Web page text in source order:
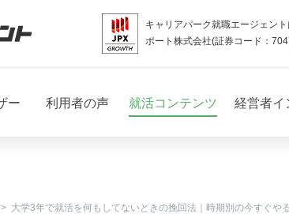
キャリアパーク就職エージェン
ポート株式会社(証券コード：
ー 利用者の声 就活コンテンツ 経営者イ
大学3年で就活を何もしてないときの挽回法｜時期別の今すぐや